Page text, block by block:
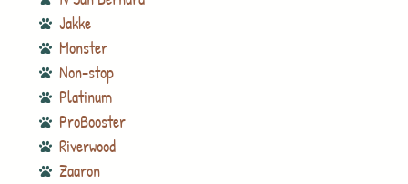
Jakke
Monster
Non-stop
Platinum
ProBooster
Riverwood
Zaaron